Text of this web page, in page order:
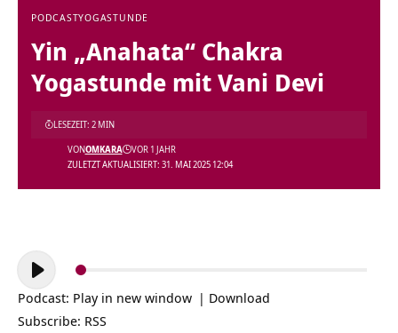
PODCASTYOGASTUNDE
Yin „Anahata“ Chakra
Yogastunde mit Vani Devi
ZULETZT AKTUALISIERT: 31. MAI 2025 12:04
VONOMKARA VOR 1 JAHR
LESEZEIT: 2 MIN
Audio-
Player
Podcast: Play in new window | Download
Subscribe: RSS